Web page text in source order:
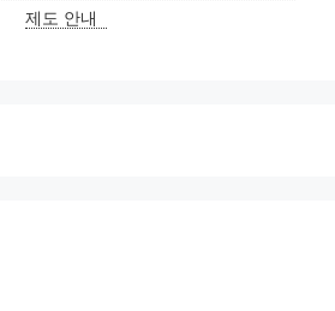
제도 안내